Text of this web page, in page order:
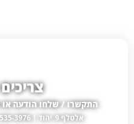
התקשרו / שלחו הודעה או
אלטלף 9, יהוד | 03-535-3976 | זמינים גם בוואטסאפ